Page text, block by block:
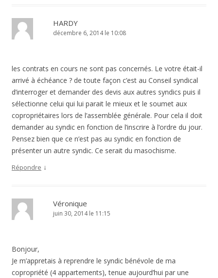
HARDY
décembre 6, 2014 le 10:08
les contrats en cours ne sont pas concernés. Le votre était-il
arrivé à échéance ? de toute façon c’est au Conseil syndical
d’interroger et demander des devis aux autres syndics puis il
sélectionne celui qui lui parait le mieux et le soumet aux
copropriétaires lors de l’assemblée générale. Pour cela il doit
demander au syndic en fonction de l’inscrire à l’ordre du jour.
Pensez bien que ce n’est pas au syndic en fonction de
présenter un autre syndic. Ce serait du masochisme.
Répondre ↓
Véronique
juin 30, 2014 le 11:15
Bonjour,
Je m’appretais à reprendre le syndic bénévole de ma
copropriété (4 appartements), tenue aujourd’hui par une